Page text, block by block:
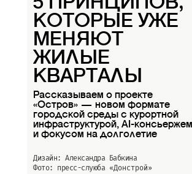
КОТОРЫЕ УЖЕ
МЕНЯЮТ
ЖИЛЫЕ
КВАРТАЛЫ
Рассказываем о проекте
«Остров» — новом формате
городской среды с курортной
инфраструктурой, AI-консьержем
и фокусом на долголетие
Дизайн: Александра Бабкина
Фото: пресс-слуюба «Донстрой»